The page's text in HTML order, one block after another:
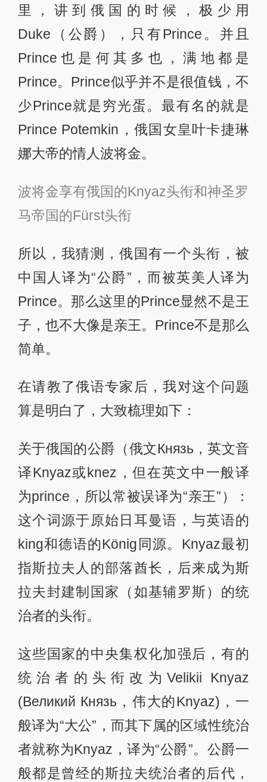
里，讲到俄国的时候，极少用
Duke（公爵），只有Prince。并且
Prince也是何其多也，满地都是
Prince。Prince似乎并不是很值钱，不
少Prince就是穷光蛋。最有名的就是
Prince Potemkin，俄国女皇叶卡捷琳
娜大帝的情人波将金。
波将金享有俄国的Knyaz头衔和神圣罗
马帝国的Fürst头衔
所以，我猜测，俄国有一个头衔，被
中国人译为“公爵”，而被英美人译为
Prince。那么这里的Prince显然不是王
子，也不大像是亲王。Prince不是那么
简单。
在请教了俄语专家后，我对这个问题
算是明白了，大致梳理如下：
关于俄国的公爵（俄文Князь，英文音
译Knyaz或knez，但在英文中一般译
为prince，所以常被误译为“亲王”）：
这个词源于原始日耳曼语，与英语的
king和德语的König同源。Knyaz最初
指斯拉夫人的部落酋长，后来成为斯
拉夫封建制国家（如基辅罗斯）的统
治者的头衔。
这些国家的中央集权化加强后，有的
统治者的头衔改为Velikii Knyaz
(Великий Князь，伟大的Knyaz)，一
般译为“大公”，而其下属的区域性统治
者就称为Knyaz，译为“公爵”。公爵一
般都是曾经的斯拉夫统治者的后代，